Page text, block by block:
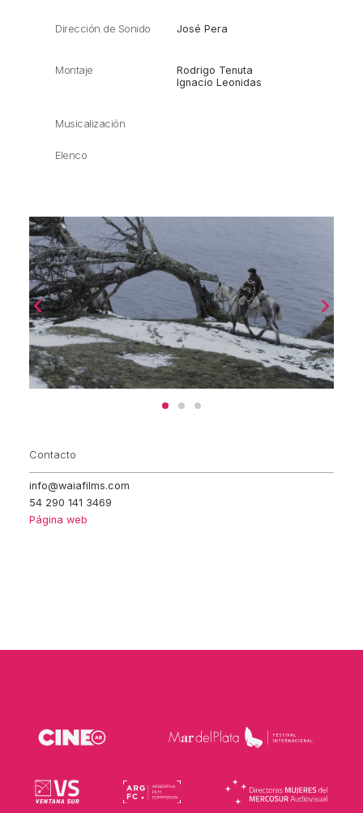
Dirección de Sonido José Pera
Montaje
Rodrigo Tenuta
Ignacio Leonidas
Musicalización
Elenco
Contacto
info@waiafilms.com
54 290 141 3469
Página web